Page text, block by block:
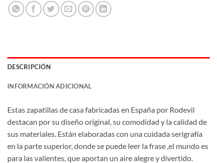
DESCRIPCIÓN
INFORMACIÓN ADICIONAL
Estas zapatillas de casa fabricadas en España por Rodevil
destacan por su diseño original, su comodidad y la calidad de
sus materiales. Están elaboradas con una cuidada serigrafía
en la parte superior, donde se puede leer la frase ,el mundo es
para las valientes, que aportan un aire alegre y divertido.